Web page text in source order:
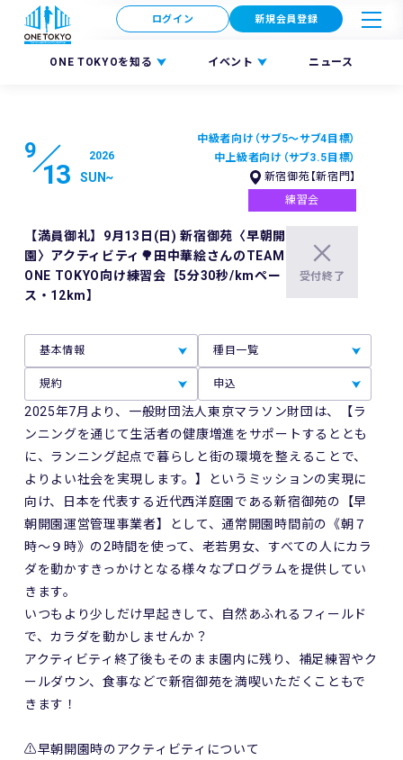
ONE TOKYOを知る イベント ニュース
ログイン 新規会員登録
9
13
2026
SUN~
中級者向け（サブ5〜サブ4目標）
中上級者向け（サブ3.5目標）
新宿御苑【新宿門】
練習会
【満員御礼】9月13日(日) 新宿御苑〈早朝開
園〉アクティビティ🌳田中華絵さんのTEAM
ONE TOKYO向け練習会【5分30秒/kmペー
ス・12km】
受付終了
基本情報 種目一覧
規約 申込
2025年7月より、一般財団法人東京マラソン財団は、【ラ
ンニングを通じて生活者の健康増進をサポートするととも
に、ランニング起点で暮らしと街の環境を整えることで、
よりよい社会を実現します。】というミッションの実現に
向け、日本を代表する近代西洋庭園である新宿御苑の【早
朝開園運営管理事業者】として、通常開園時間前の《朝７
時～９時》の2時間を使って、老若男女、すべての人にカラ
ダを動かすきっかけとなる様々なプログラムを提供してい
きます。
いつもより少しだけ早起きして、自然あふれるフィールド
で、カラダを動かしませんか？
アクティビティ終了後もそのまま園内に残り、補足練習やク
ールダウン、食事などで新宿御苑を満喫いただくこともで
きます！
⚠️早朝開園時のアクティビティについて